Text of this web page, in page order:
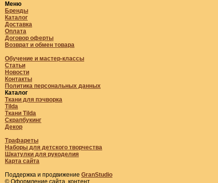
Меню
Бренды
Каталог
Доставка
Оплата
Договор оферты
Возврат и обмен товара
Обучение и мастер-классы
Статьи
Новости
Контакты
Политика персональных данных
Каталог
Ткани для пэчворка
Tilda
Ткани Tilda
Скрапбукинг
Декор
Трафареты
Наборы для детского творчества
Шкатулки для рукоделия
Карта сайта
Поддержка и продвижение GranStudio
© Оформление сайта, контент.